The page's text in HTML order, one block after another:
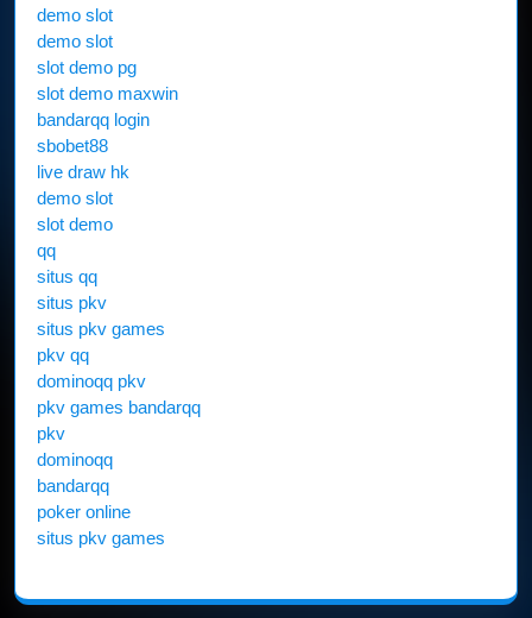
demo slot
demo slot
slot demo pg
slot demo maxwin
bandarqq login
sbobet88
live draw hk
demo slot
slot demo
qq
situs qq
situs pkv
situs pkv games
pkv qq
dominoqq pkv
pkv games bandarqq
pkv
dominoqq
bandarqq
poker online
situs pkv games